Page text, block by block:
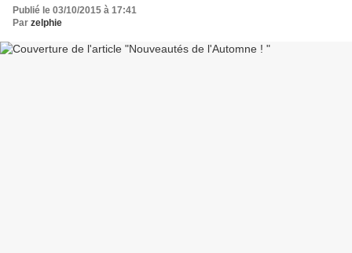
Publié le 03/10/2015 à 17:41
Par zelphie